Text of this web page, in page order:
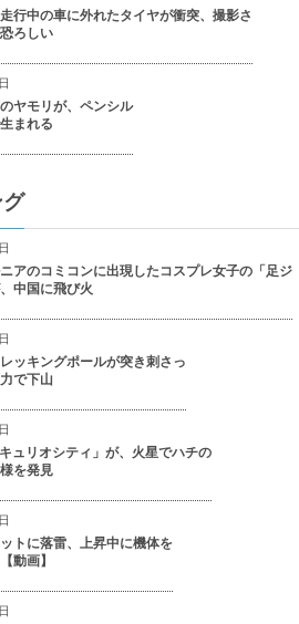
行中の車に外れたタイヤが衝突、撮影さ
ろしい
ヤモリが、ペンシル
まれる
アのコミコンに出現したコスプレ女子の「足ジ
中国に飛び火
ッキングポールが突き刺さっ
で下山
ュリオシティ」が、火星でハチの
を発見
トに落雷、上昇中に機体を
動画】